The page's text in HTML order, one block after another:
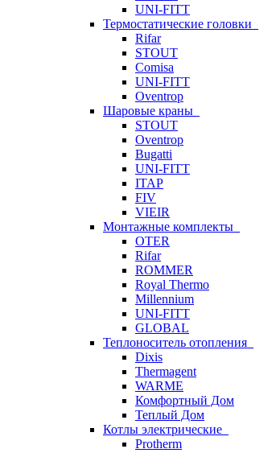
UNI-FITT
Термостатические головки
Rifar
STOUT
Comisa
UNI-FITT
Oventrop
Шаровые краны
STOUT
Oventrop
Bugatti
UNI-FITT
ITAP
FIV
VIEIR
Монтажные комплекты
OTER
Rifar
ROMMER
Royal Thermo
Millennium
UNI-FITT
GLOBAL
Теплоноситель отопления
Dixis
Thermagent
WARME
Комфортный Дом
Теплый Дом
Котлы электрические
Protherm